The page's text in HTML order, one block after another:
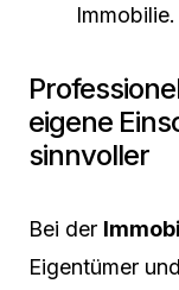
Immobilie.
eigene
sinnvoller
Bei der
Eigentümer